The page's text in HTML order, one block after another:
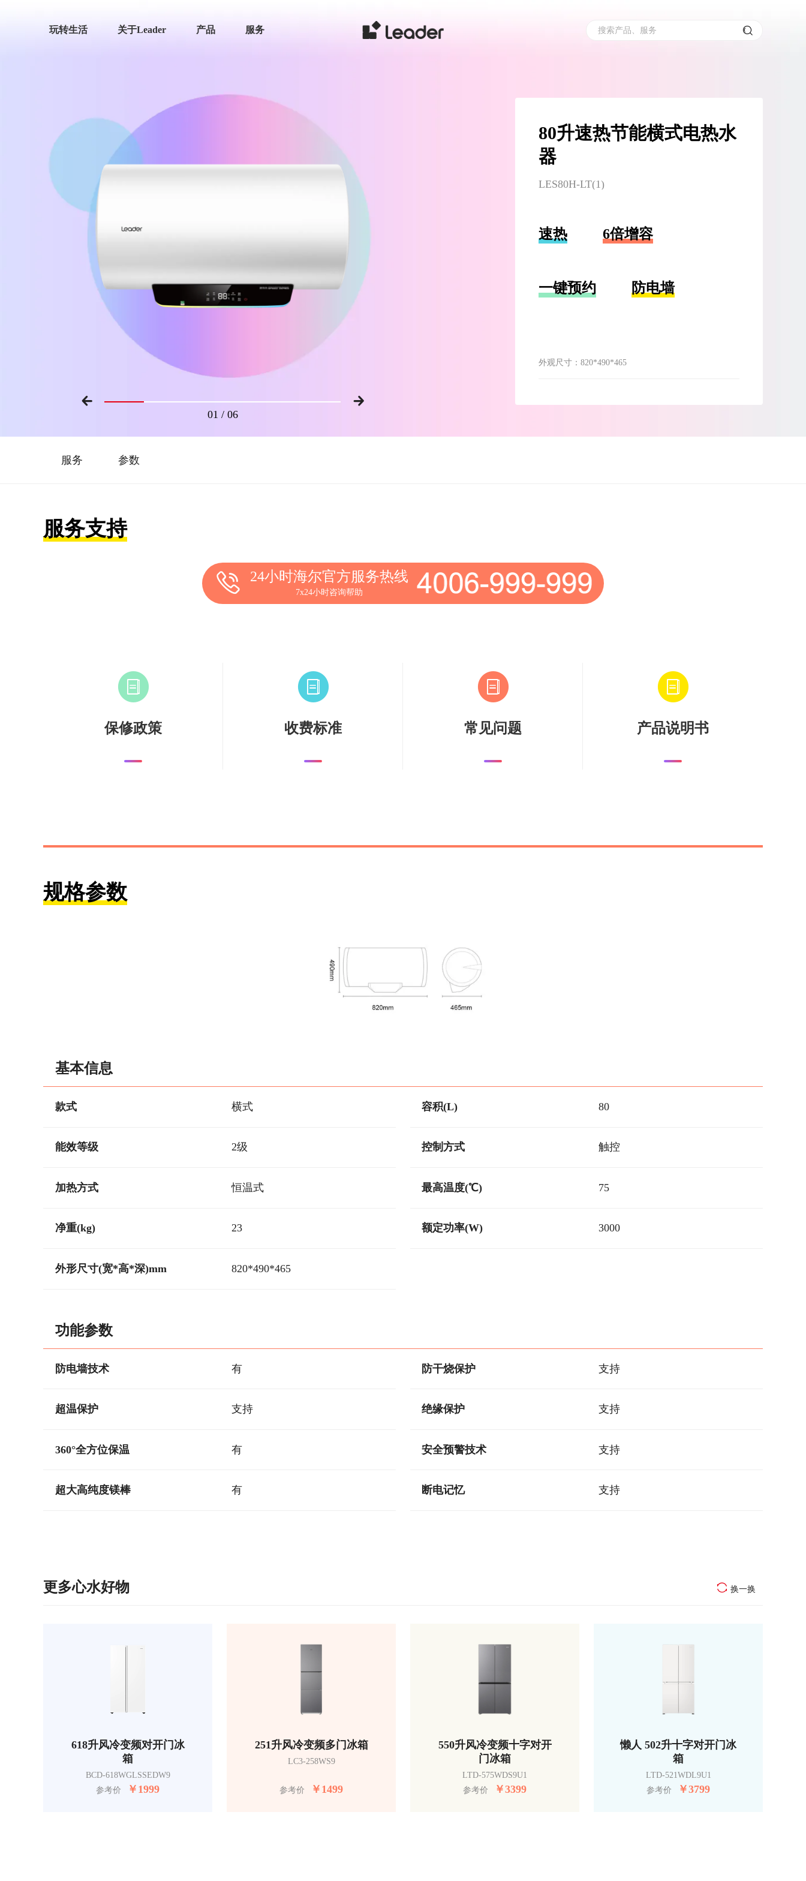
搜索产品、服务
玩转生活 关于Leader 产品 服务
01 / 06
80升速热节能横式电热水
器
LES80H-LT(1)
速热 6倍增容
一键预约 防电墙
外观尺寸：820*490*465
服务 参数
服务支持
24小时海尔官方服务热线
7x24小时咨询帮助
保修政策 收费标准 常见问题 产品说明书
规格参数
基本信息
款式 横式 容积(L) 80
能效等级 2级 控制方式 触控
加热方式 恒温式 最高温度(℃) 75
净重(kg) 23 额定功率(W) 3000
外形尺寸(宽*高*深)mm 820*490*465
功能参数
防电墙技术 有 防干烧保护 支持
超温保护 支持 绝缘保护 支持
360°全方位保温 有 安全预警技术 支持
超大高纯度镁棒 有 断电记忆 支持
更多心水好物 换一换
618升风冷变频对开门冰
箱
BCD-618WGLSSEDW9
参考价
￥ 1999
251升风冷变频多门冰箱
LC3-258WS9
参考价 ￥ 1499
550升风冷变频十字对开
门冰箱
LTD-575WDS9U1
参考价
￥3399
懒人 502升十字对开门冰
箱
LTD-521WDL9U1
参考价
￥3799